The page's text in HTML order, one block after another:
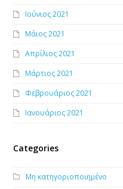
Ιούνιος 2021
Μάιος 2021
Απρίλιος 2021
Μάρτιος 2021
Φεβρουάριος 2021
Ιανουάριος 2021
Categories
Μη κατηγοριοποιημένο